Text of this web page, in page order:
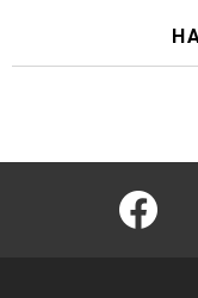
facebook